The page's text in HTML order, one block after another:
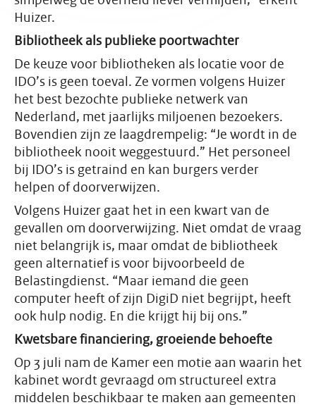
Huizer.
Bibliotheek als publieke poortwachter
De keuze voor bibliotheken als locatie voor de
IDO’s is geen toeval. Ze vormen volgens Huizer
het best bezochte publieke netwerk van
Nederland, met jaarlijks miljoenen bezoekers.
Bovendien zijn ze laagdrempelig: “Je wordt in de
bibliotheek nooit weggestuurd.” Het personeel
bij IDO’s is getraind en kan burgers verder
helpen of doorverwijzen.
Volgens Huizer gaat het in een kwart van de
gevallen om doorverwijzing. Niet omdat de vraag
niet belangrijk is, maar omdat de bibliotheek
geen alternatief is voor bijvoorbeeld de
Belastingdienst. “Maar iemand die geen
computer heeft of zijn DigiD niet begrijpt, heeft
ook hulp nodig. En die krijgt hij bij ons.”
Kwetsbare financiering, groeiende behoefte
Op 3 juli nam de Kamer een motie aan waarin het
kabinet wordt gevraagd om structureel extra
middelen beschikbaar te maken aan gemeenten